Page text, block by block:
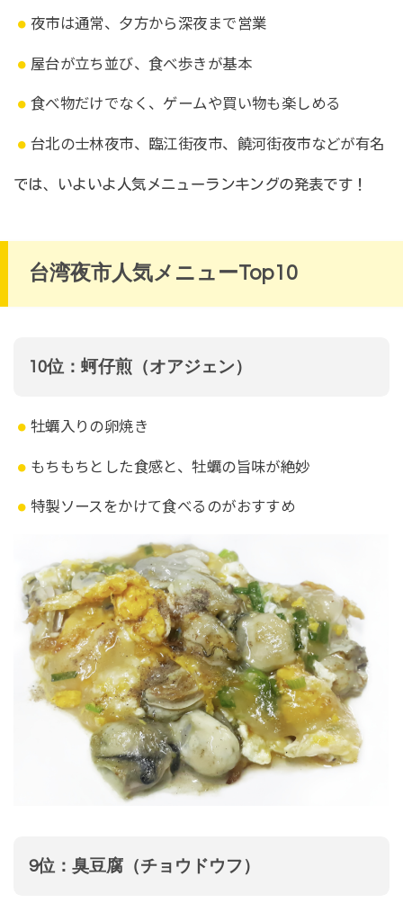
夜市は通常、夕方から深夜まで営業
屋台が立ち並び、食べ歩きが基本
食べ物だけでなく、ゲームや買い物も楽しめる
台北の士林夜市、臨江街夜市、饒河街夜市などが有名
では、いよいよ人気メニューランキングの発表です！
台湾夜市人気メニューTop10
10位：蚵仔煎（オアジェン）
牡蠣入りの卵焼き
もちもちとした食感と、牡蠣の旨味が絶妙
特製ソースをかけて食べるのがおすすめ
9位：臭豆腐（チョウドウフ）